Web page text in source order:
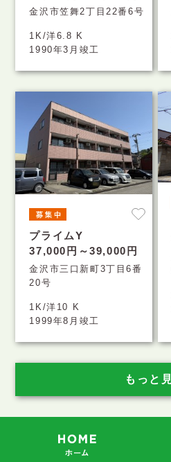
金沢市笠舞2丁目22番6号
1K/洋6.8 K
1990年3月竣工
プライムY
37,000円～39,000円
金沢市三口新町3丁目6番
20号
1K/洋10 K
1999年8月竣工